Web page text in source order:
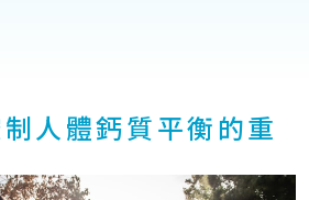
人體鈣質平衡的重